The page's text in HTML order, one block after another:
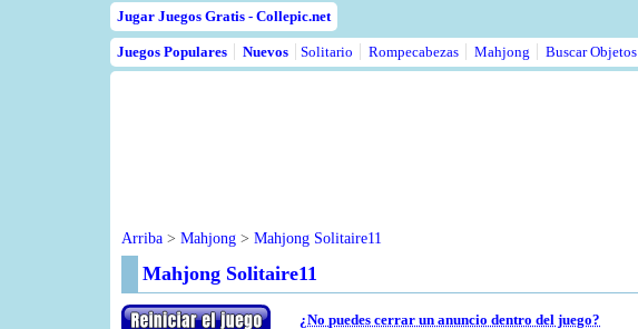
Jugar Juegos Gratis - Collepic.net
Juegos Populares Nuevos Solitario Rompecabezas Mahjong Buscar Objetos
Arriba > Mahjong > Mahjong Solitaire11
Mahjong Solitaire11
¿No puedes cerrar un anuncio dentro del juego?